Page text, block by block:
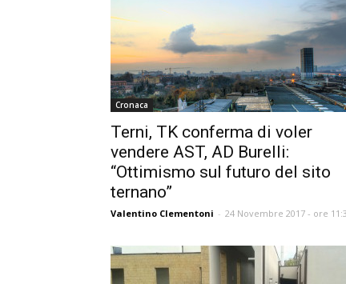
Cronaca
Terni, TK conferma di voler
vendere AST, AD Burelli:
“Ottimismo sul futuro del sito
ternano”
Valentino Clementoni - 24 Novembre 2017 - ore